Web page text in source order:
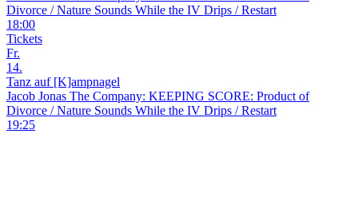
Divorce / Nature Sounds While the IV Drips / Restart
18:00
Tickets
Fr.
14.
Tanz auf [K]ampnagel
Jacob Jonas The Company: KEEPING SCORE: Product of
Divorce / Nature Sounds While the IV Drips / Restart
19:25